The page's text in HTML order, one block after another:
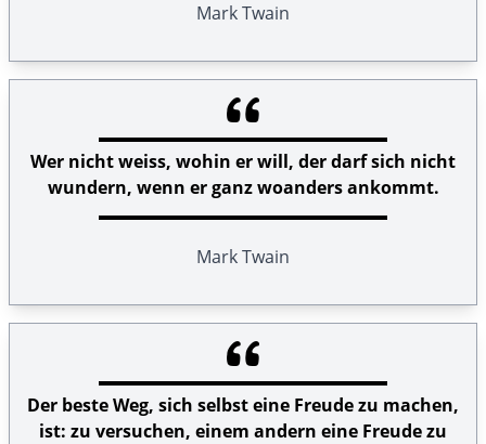
Mark Twain
Wer nicht weiss, wohin er will, der darf sich nicht
wundern, wenn er ganz woanders ankommt.
Mark Twain
Der beste Weg, sich selbst eine Freude zu machen,
ist: zu versuchen, einem andern eine Freude zu